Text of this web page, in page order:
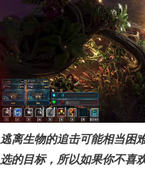
逃离生物的追击可能相当困
选的目标，所以如果你不喜